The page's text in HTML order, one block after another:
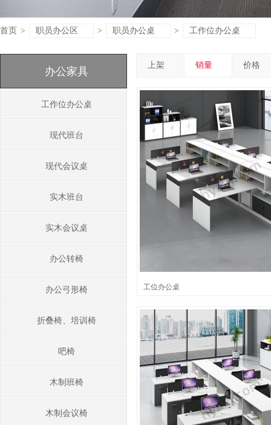
首页 > 职员办公区 > 职员办公桌 > 工作位办公桌
办公家具
工作位办公桌
现代班台
现代会议桌
实木班台
实木会议桌
办公转椅
办公弓形椅
折叠椅、培训椅
吧椅
木制班椅
木制会议椅
上架 销量 价格
工位办公桌